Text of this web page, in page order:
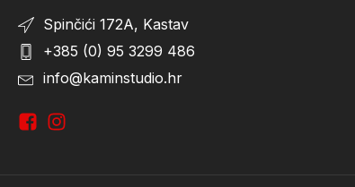
Spinčići 172A, Kastav
+385 (0) 95 3299 486
info@kaminstudio.hr